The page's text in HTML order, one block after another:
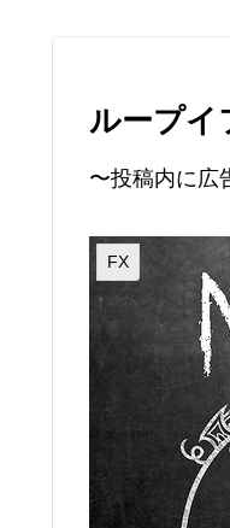
ループイ
〜投稿内に広
FX